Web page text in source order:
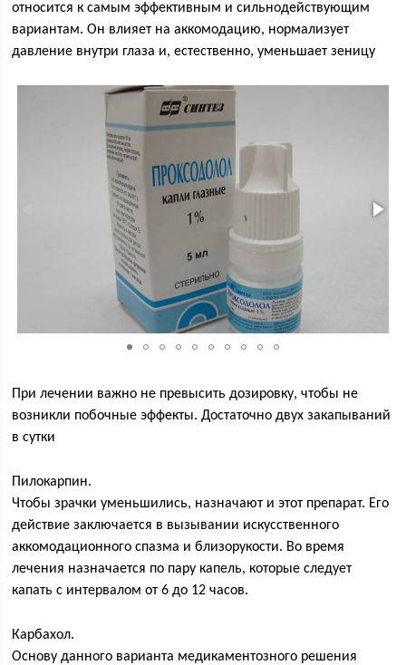
относится к самым эффективным и сильнодействующим
вариантам. Он влияет на аккомодацию, нормализует
давление внутри глаза и, естественно, уменьшает зеницу
При лечении важно не превысить дозировку, чтобы не
возникли побочные эффекты. Достаточно двух закапываний
в сутки
Пилокарпин.
Чтобы зрачки уменьшились, назначают и этот препарат. Его
действие заключается в вызывании искусственного
аккомодационного спазма и близорукости. Во время
лечения назначается по пару капель, которые следует
капать с интервалом от 6 до 12 часов.
Карбахол.
Основу данного варианта медикаментозного решения